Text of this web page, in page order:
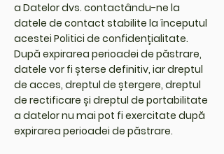
a Datelor dvs. contactându-ne la
datele de contact stabilite la începutul
acestei Politici de confidențialitate.
După expirarea perioadei de păstrare,
datele vor fi șterse definitiv, iar dreptul
de acces, dreptul de ștergere, dreptul
de rectificare și dreptul de portabilitate
a datelor nu mai pot fi exercitate după
expirarea perioadei de păstrare.